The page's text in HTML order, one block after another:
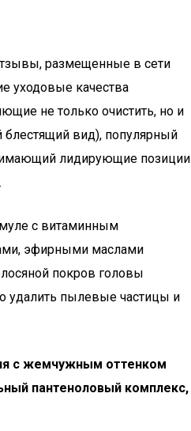
размещенные в сети
уходовые качества
не только очистить, но и
вид), популярный
лидирующие позиции
с витаминным
эфирными маслами
покров головы
удалить пылевые частицы и
с жемчужным оттенком
пантеноловый комплекс,